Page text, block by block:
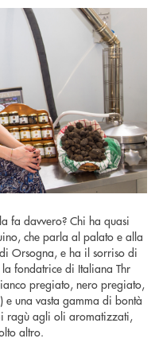
fa davvero? Chi ha quasi
che parla al palato e alla
Orsogna, e ha il sorriso di
fondatrice di Italiana Thr
pregiato, nero pregiato,
e una vasta gamma di bontà
ragù agli oli aromatizzati,
altro.